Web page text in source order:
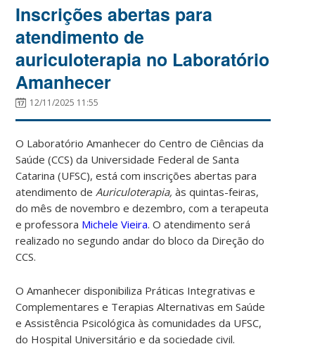
Inscrições abertas para
atendimento de
auriculoterapia no Laboratório
Amanhecer
12/11/2025 11:55
O Laboratório Amanhecer do Centro de Ciências da
Saúde (CCS) da Universidade Federal de Santa
Catarina (UFSC), está com inscrições abertas para
atendimento de Auriculoterapia, às quintas-feiras,
do mês de novembro e dezembro, com a terapeuta
e professora Michele Vieira. O atendimento será
realizado no segundo andar do bloco da Direção do
CCS.
O Amanhecer disponibiliza Práticas Integrativas e
Complementares e Terapias Alternativas em Saúde
e Assistência Psicológica às comunidades da UFSC,
do Hospital Universitário e da sociedade civil.